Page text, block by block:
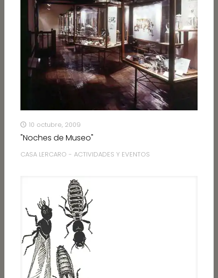
10 octubre, 2009
"Noches de Museo"
CASA LERCARO - ACTIVIDADES Y EVENTOS